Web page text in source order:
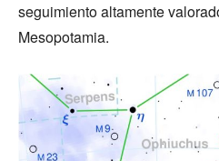
seguimiento altamente
Mesopotamia.